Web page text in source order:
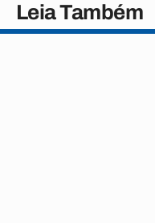
Leia Também